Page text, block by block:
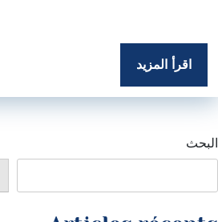
اقرأ المزيد
البحث